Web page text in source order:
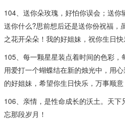
104、送你朵玫瑰，好怕你误会；送
送你什么?思前想后还是送你份祝福，
之花开朵朵！我的好姐妹，祝你生日快
105、每一颗星星装点着时间的色彩，
用爱打一个蝴蝶结在新的烛光中，用
的好姐妹，希望你生日快乐，万事顺意
106、亲情，是性命成长的沃土。天
忘那段岁月！